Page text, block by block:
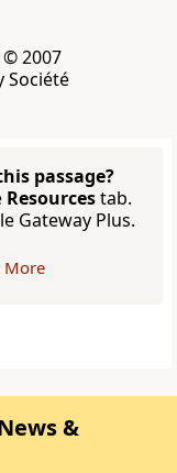
2007
Société
passage?
Resourcestab.
Gateway Plus.
More
&